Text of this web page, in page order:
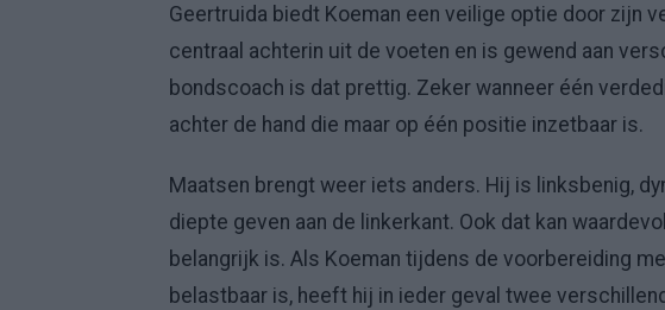
Geertruida biedt Koeman een veilige optie door zijn
centraal achterin uit de voeten en is gewend aan
bondscoach is dat prettig. Zeker wanneer één
achter de hand die maar op één positie inzetbaar is.
Maatsen brengt weer iets anders. Hij is linksbenig,
diepte geven aan de linkerkant. Ook dat kan
belangrijk is. Als Koeman tijdens de voorbereiding
belastbaar is, heeft hij in ieder geval twee